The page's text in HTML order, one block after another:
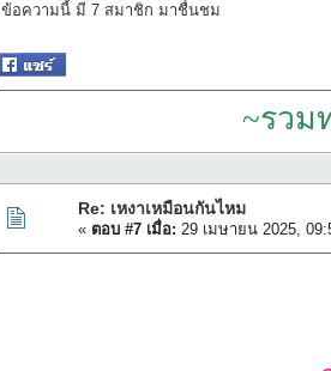
ข้อความนี้ มี 7 สมาชิก มาชื่นชม
~รวม
Re: เหงาเหมือนกันไหม
« ตอบ #7 เมื่อ: 29 เมษายน 2025,